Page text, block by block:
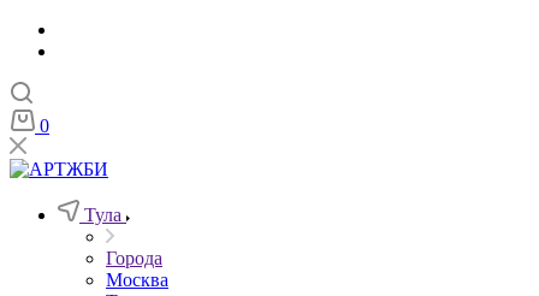
0
Тула
Города
Москва